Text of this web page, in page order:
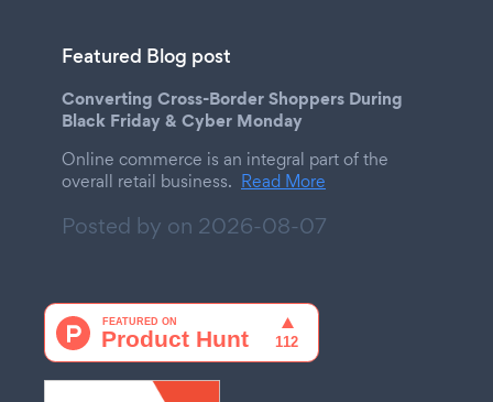
Featured Blog post
Converting Cross-Border Shoppers During
Black Friday & Cyber Monday
Online commerce is an integral part of the
overall retail business. Read More
Posted by on 2026-08-07